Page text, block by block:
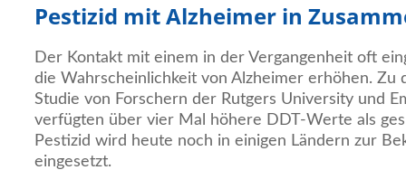
Pestizid mit Alzheimer in
Der Kontakt mit einem in der Vergangenheit oft
die Wahrscheinlichkeit von Alzheimer erhöhen. Zu
Studie von Forschern der Rutgers University und
verfügten über vier Mal höhere DDT-Werte als
Pestizid wird heute noch in einigen Ländern zur
eingesetzt.